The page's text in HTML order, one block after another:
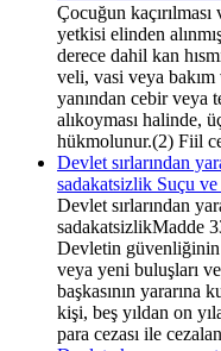
Çocuğun
yetkisi elinden
derece dahil kan
veli, vasi veya
yanından cebir veya
alıkoyması halinde,
hükmolunur.(2) Fiil
Devlet sırlarından
sadakatsizlik Suçu ve
Devlet sırlarından
sadakatsizlikMadde
Devletin güvenliğinin
veya yeni buluşları
başkasının yararına
kişi, beş yıldan on
para cezası ile